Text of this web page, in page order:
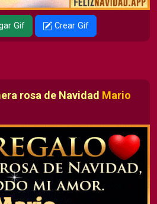
Gif Crear Gif
rosa de Navidad Mario